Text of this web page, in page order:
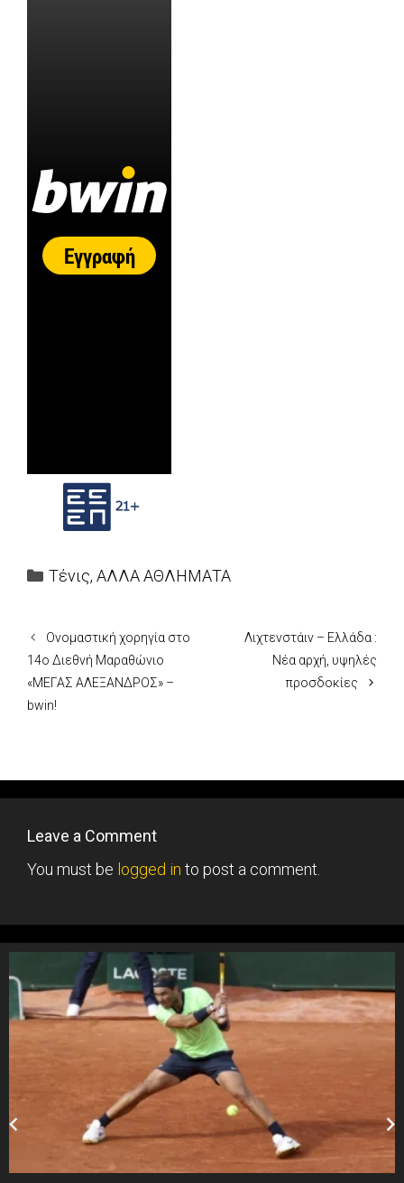
Categories
Τένις, ΑΛΛΑ ΑΘΛΗΜΑΤΑ
Ονομαστική χορηγία στο
14ο Διεθνή Μαραθώνιο
«ΜΕΓΑΣ ΑΛΕΞΑΝΔΡΟΣ» –
bwin!
Λιχτενστάιν – Ελλάδα :
Νέα αρχή, υψηλές
προσδοκίες
Leave a Comment
You must be logged in to post a comment.